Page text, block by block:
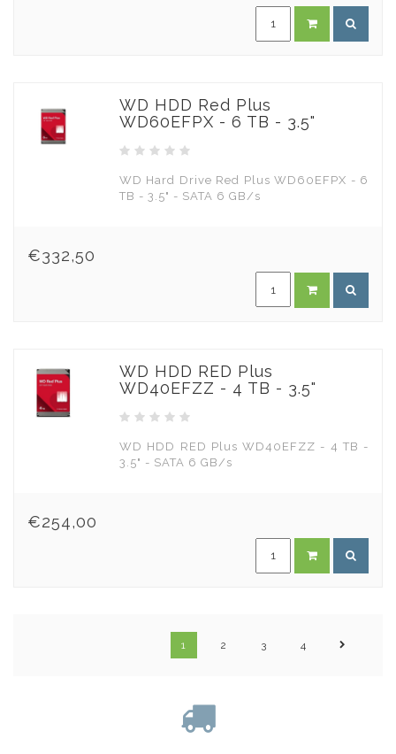
WD HDD Red Plus
WD60EFPX - 6 TB - 3.5"
WD Hard Drive Red Plus WD60EFPX - 6
TB - 3.5" - SATA 6 GB/s
€332,50
WD HDD RED Plus
WD40EFZZ - 4 TB - 3.5"
WD HDD RED Plus WD40EFZZ - 4 TB -
3.5" - SATA 6 GB/s
€254,00
1 2 3 4